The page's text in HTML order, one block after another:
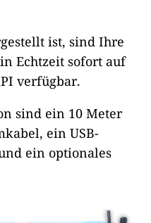
ist, sind Ihre
Echtzeit sofort auf
verfügbar.
sind ein 10 Meter
ein USB-
ein optionales